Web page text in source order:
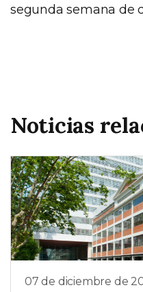
segunda semana de
Noticias
07 de diciembre de